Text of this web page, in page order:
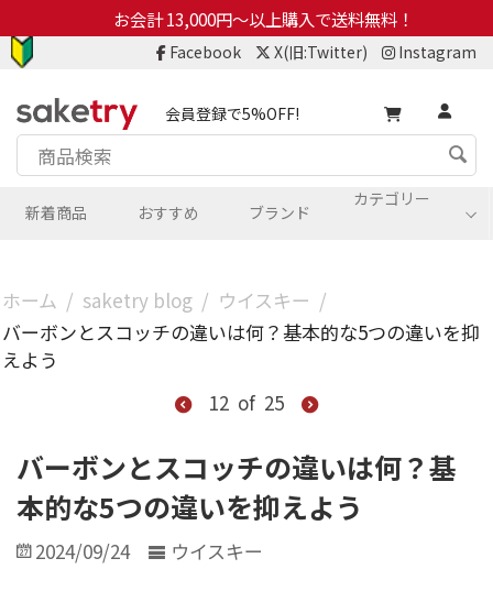
お会計 13,000円～以上購入で送料無料！
Facebook X(旧:Twitter) Instagram
会員登録で5%OFF!
カテゴリー
新着商品 おすすめ ブランド
ホーム / saketry blog / ウイスキー /
バーボンとスコッチの違いは何？基本的な5つの違いを抑
えよう
12 of 25
バーボンとスコッチの違いは何？基
本的な5つの違いを抑えよう
2024/09/24 ウイスキー